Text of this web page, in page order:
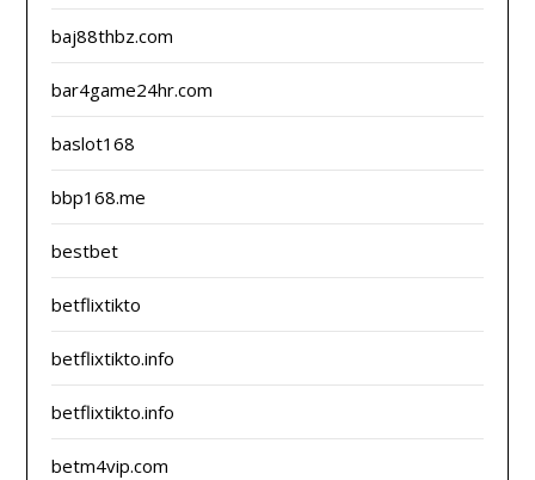
baj88thbz.com
bar4game24hr.com
baslot168
bbp168.me
bestbet
betflixtikto
betflixtikto.info
betflixtikto.info
betm4vip.com